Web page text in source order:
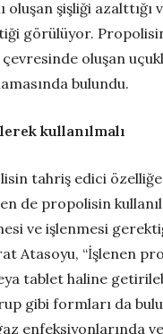
oluşan şişliği azalttığı
görülüyor.
çevresinde oluşan
bulundu.
kullanılmalı
tahriş edici
de propolisin
ve işlenmesi
Atasoyu, “İşlenen
tablet haline
gibi formları da
enfeksiyonlarında